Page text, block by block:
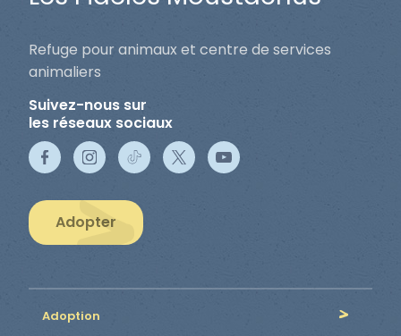
Refuge pour animaux et centre de services
animaliers
Suivez-nous sur
les réseaux sociaux
Adopter
Adoption